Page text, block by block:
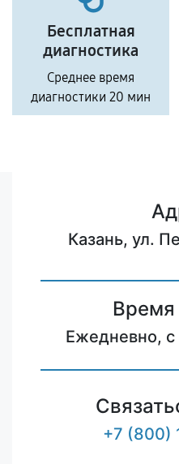
Бесплатная
диагностика
Среднее время
диагностики 20 мин
Казань, ул.
Время
Ежедневно,
+7 (800)